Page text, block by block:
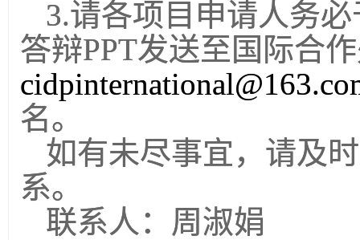
3.请各项目申请人务必
答辩PPT发送至国际合
名。
如有未尽事宜，请及
系。
联系人：周淑娟